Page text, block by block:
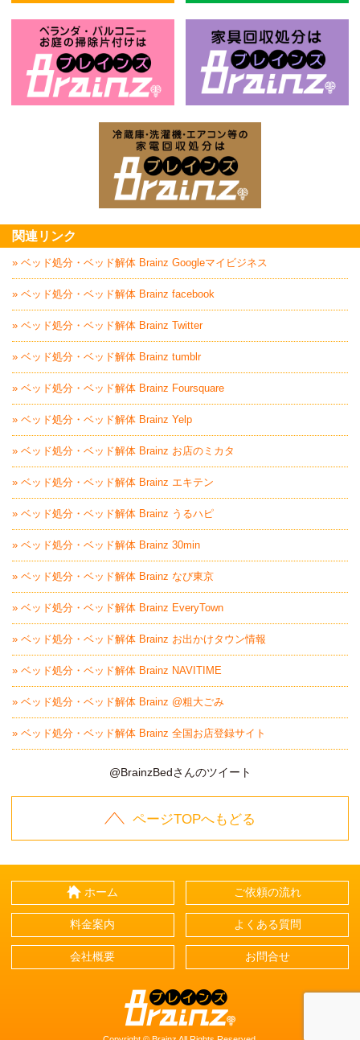
関連リンク
» ベッド処分・ベッド解体 Brainz Googleマイビジネス
» ベッド処分・ベッド解体 Brainz facebook
» ベッド処分・ベッド解体 Brainz Twitter
» ベッド処分・ベッド解体 Brainz tumblr
» ベッド処分・ベッド解体 Brainz Foursquare
» ベッド処分・ベッド解体 Brainz Yelp
» ベッド処分・ベッド解体 Brainz お店のミカタ
» ベッド処分・ベッド解体 Brainz エキテン
» ベッド処分・ベッド解体 Brainz うるハピ
» ベッド処分・ベッド解体 Brainz 30min
» ベッド処分・ベッド解体 Brainz なび東京
» ベッド処分・ベッド解体 Brainz EveryTown
» ベッド処分・ベッド解体 Brainz お出かけタウン情報
» ベッド処分・ベッド解体 Brainz NAVITIME
» ベッド処分・ベッド解体 Brainz @粗大ごみ
» ベッド処分・ベッド解体 Brainz 全国お店登録サイト
@BrainzBedさんのツイート
ページTOPへもどる
ホーム ご依頼の流れ
料金案内 よくある質問
会社概要 お問合せ